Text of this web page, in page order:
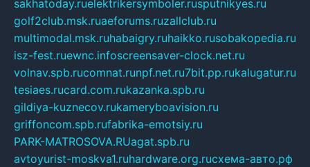
sakhatoday.ruelektrikersymboler.rusputnikyes.ru
golf2club.msk.ruaeforums.ruzallclub.ru
multimodal.msk.ruhabaigry.ruhaikko.rusobakopedia.ru
isz-fest.ruewnc.infoscreensaver-clock.net.ru
volnav.spb.rucomnat.runpf.net.ru7bit.pp.rukalugatur.ru
tesiaes.rucard.com.rukazanka.spb.ru
gildiya-kuznecov.rukameryboavision.ru
griffoncom.spb.rufabrika-emotsiy.ru
PARK-MATROSOVA.RUagat.spb.ru
avtoyurist-moskva1.ruhardware.org.ruсхема-авто.рф